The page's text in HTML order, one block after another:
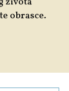
obrasce.